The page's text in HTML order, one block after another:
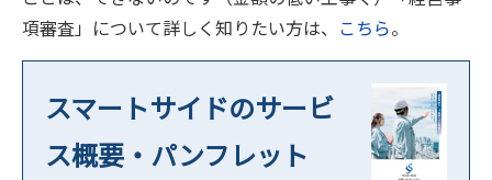
項審査」について詳しく知りたい方は、 こちら。
スマートサイドのサービ
ス概要・パンフレット